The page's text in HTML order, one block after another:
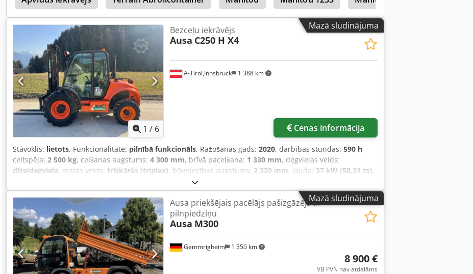
Mazā sludinājuma
1 / 6
A-Tirol,Innsbruck 1 388 km
Bezceļu iekrāvējs
Ausa C250 H X4
Cenas informācija
Stāvoklis: lietots, Funkcionalitāte: pilnībā funkcionāls, Ražošanas gads: 2020, darbības stundas: 590 h,
celtspēja: 2 500 kg, celšanas augstums: 4 300 mm, brīvā pacelšana: 1 330 mm, degvielas veids:
dīzeļdegviela, masta veids: trīskāršs (triplex), būvniecības augstums: 2 320 mm, jauda: 37 kW (50,31 zs),
1 200 mm
4 240 mm, piedziņas veids:Diesel, konstrukcijas platums:1 800 mm, Apvidus iekrāvējs Smaguma centrs:
500 mm Dakšu platums: 100 mm Dakšu biezums: 40 mm Masta tips: Triplex Tehniskais stāvoklis: labs
Priekšējo riepu tips: gaisa Priekšējo riepu izmērs: 12.5/80-18 Csdpfxozrcbro Aclsha Priekšējo riepu
stāvoklis: 80 - 100% Aizmugurējo riepu tips: gaisa Aizmugurējo riepu stāvoklis: 80 - 100% Apraksts:
IEKĀRTA UZREIZ PIEEJAMA NOLIKTAVĀ, PILNĀ KOMPLEKTĀCIJĀ!!! 03.2026 MP foto Sānu nobīde, 3. vārsts, 4.
vārsts, priekšējie darba lukturi, pilna kabīne, CE sertifikāts, KOMFORTA SĒDEKLIS, SAGATAVOTA STVGO
REĢISTRĀCIJAI / ATV. SIGNALIZĀCIJA / DŽOISTIKA VADĪBA LABAJĀ
Mazā sludinājuma
Gemmrigheim 1 350 km
Ausa priekšējais pacēlājs pašizgāzējs ar
pilnpiedziņu
Ausa M300
8 900 €
VB PVN nav atdalāms